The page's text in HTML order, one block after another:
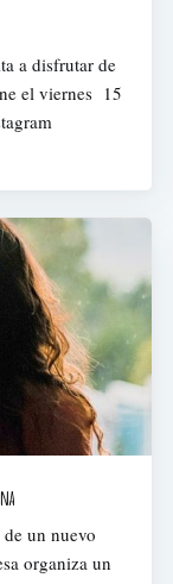
a disfrutar de
el viernes 15
un nuevo
organiza un